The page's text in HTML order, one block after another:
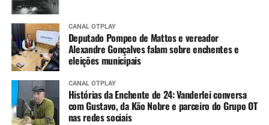
CANAL OTPLAY
Deputado Pompeo de Mattos e vereador
Alexandre Gonçalves falam sobre enchentes e
eleições municipais
CANAL OTPLAY
Histórias da Enchente de 24: Vanderlei conversa
com Gustavo, da Kão Nobre e parceiro do Grupo OT
nas redes sociais